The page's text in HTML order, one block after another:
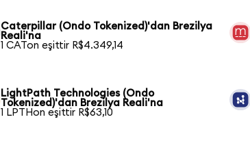
Caterpillar (Ondo Tokenized)'dan Brezilya
Reali'na
1 CATon eşittir R$4.349,14
LightPath Technologies (Ondo
Tokenized)'dan Brezilya Reali'na
1 LPTHon eşittir R$63,10